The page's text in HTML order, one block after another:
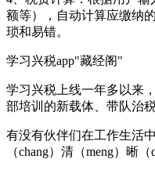
额等），自动计算应缴纳
琐和易错。
学习兴税app"藏经阁"
学习兴税上线一年多以来
部培训的新载体、带队治
有没有伙伴们在工作生活
（chang）清（meng）晰